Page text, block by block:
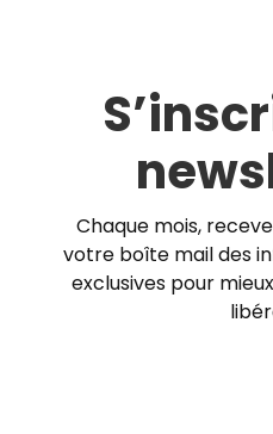
Chaque mois,
votre boîte mail des
exclusives pour